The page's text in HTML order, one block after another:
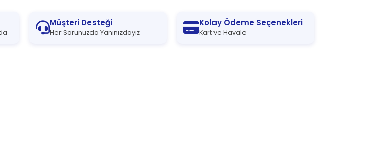
Müşteri Desteği
Her Sorunuzda Yanınızdayız
Kolay Ödeme Seçenekleri
Kart ve Havale